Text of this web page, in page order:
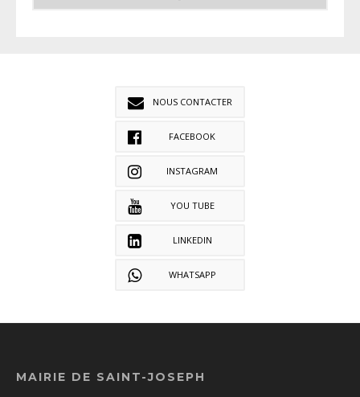
NOUS CONTACTER
FACEBOOK
INSTAGRAM
YOU TUBE
LINKEDIN
WHATSAPP
MAIRIE DE SAINT-JOSEPH